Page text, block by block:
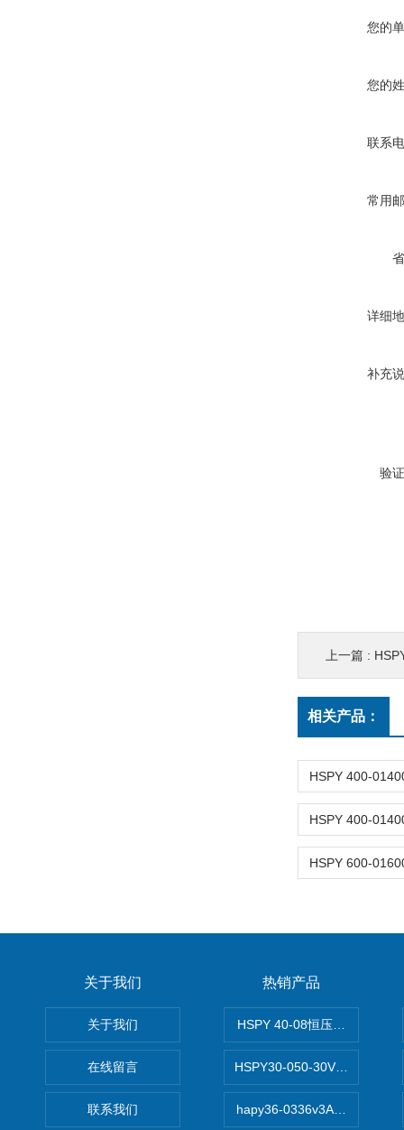
您的
您的
联系
常用
详细
补充
验
上一篇 :
相关产品：
关于我们
关于我们
在线留言
联系我们
热销产品
HSPY 40-08恒压恒流恒功率
HSPY30-050-30V/-05A可调
hapy36-0336v3A高精度小型